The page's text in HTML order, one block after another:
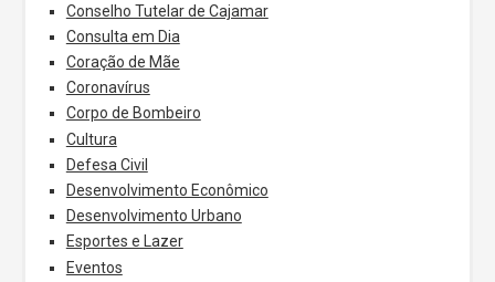
Conselho Tutelar de Cajamar
Consulta em Dia
Coração de Mãe
Coronavírus
Corpo de Bombeiro
Cultura
Defesa Civil
Desenvolvimento Econômico
Desenvolvimento Urbano
Esportes e Lazer
Eventos